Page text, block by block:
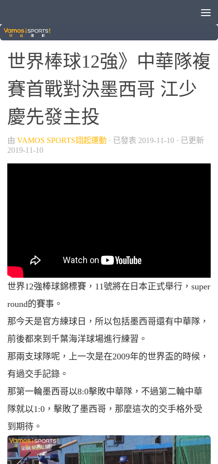
2019世界12強
世界棒球12強》中華隊複
賽首戰對決墨西哥 江少
慶先發主投
由 VAMOS SPORTS翊起運動 · 已發表 2019-11-10 · 已更新
2019-11-10
世界12強棒球錦標賽，11號將在日本正式舉行，super
round的賽事。
那今天是官方練球日，所以包括墨西哥還有中華隊，
前後都來到千葉海洋球場進行練習。
那兩支球隊呢，上一次是在2009年的世界盃的時候，
有過交手記錄。
那第一輪墨西哥以8:0擊敗中華隊，不過第二輪中華
隊就以1:0，擊敗了墨西哥，那麼這次的交手格外受
到期待。